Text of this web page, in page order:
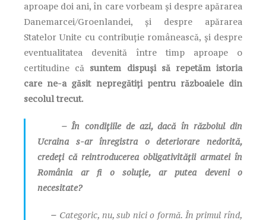
aproape doi ani, în care vorbeam și despre apărarea
Danemarcei/Groenlandei, și despre apărarea
Statelor Unite cu contribuție românească, și despre
eventualitatea devenită între timp aproape o
certitudine că suntem dispuși să repetăm istoria
care ne-a găsit nepregătiți pentru războaiele din
secolul trecut.
– În condițiile de azi, dacă în războiul din
Ucraina s-ar înregistra o deteriorare nedorită,
credeți că reintroducerea obligativității armatei în
România ar fi o soluție, ar putea deveni o
necesitate?
– Categoric, nu, sub nici o formă. În primul rînd,